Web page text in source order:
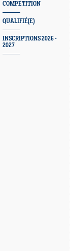
COMPÉTITION
QUALIFIÉ(E)
INSCRIPTIONS 2026 -
2027